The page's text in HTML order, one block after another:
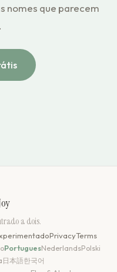
nomes que parecem
a dois.
PrivacyTerms
PortuguesNederlandsPolski
日本語한국어